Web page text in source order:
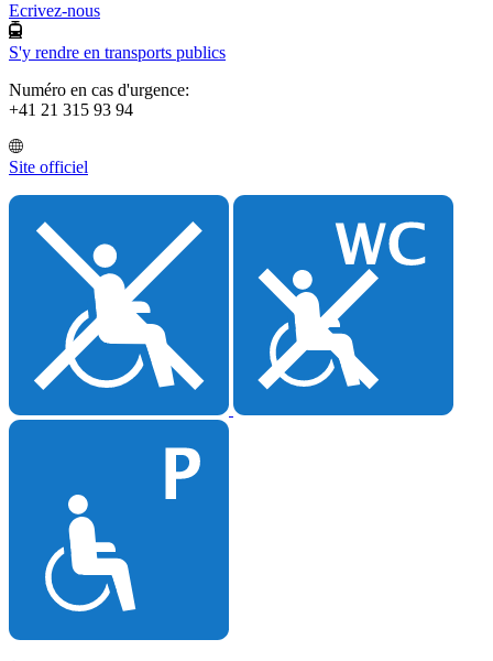
Ecrivez-nous
S'y rendre en transports publics
Numéro en cas d'urgence:
+41 21 315 93 94
Site officiel